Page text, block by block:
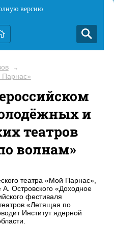
версию
→
Парнас»
и
театров
волнам»
театра «Мой Парнас»,
А. Островского «Доходное
фестиваля
«Летящая по
Институт ядерной